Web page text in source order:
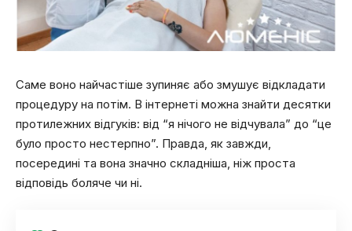
Саме воно найчастіше зупиняє або змушує відкладати
процедуру на потім. В інтернеті можна знайти десятки
протилежних відгуків: від “я нічого не відчувала” до “це
було просто нестерпно”. Правда, як завжди,
посередині та вона значно складніша, ніж проста
відповідь боляче чи ні.